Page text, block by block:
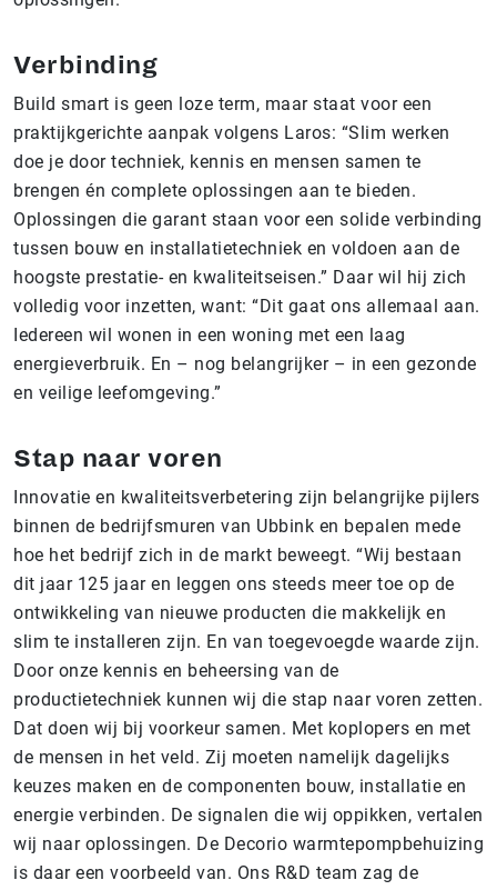
Verbinding
Build smart is geen loze term, maar staat voor een
praktijkgerichte aanpak volgens Laros: “Slim werken
doe je door techniek, kennis en mensen samen te
brengen én complete oplossingen aan te bieden.
Oplossingen die garant staan voor een solide verbinding
tussen bouw en installatietechniek en voldoen aan de
hoogste prestatie- en kwaliteitseisen.” Daar wil hij zich
volledig voor inzetten, want: “Dit gaat ons allemaal aan.
Iedereen wil wonen in een woning met een laag
energieverbruik. En – nog belangrijker – in een gezonde
en veilige leefomgeving.”
Stap naar voren
Innovatie en kwaliteitsverbetering zijn belangrijke pijlers
binnen de bedrijfsmuren van Ubbink en bepalen mede
hoe het bedrijf zich in de markt beweegt. “Wij bestaan
dit jaar 125 jaar en leggen ons steeds meer toe op de
ontwikkeling van nieuwe producten die makkelijk en
slim te installeren zijn. En van toegevoegde waarde zijn.
Door onze kennis en beheersing van de
productietechniek kunnen wij die stap naar voren zetten.
Dat doen wij bij voorkeur samen. Met koplopers en met
de mensen in het veld. Zij moeten namelijk dagelijks
keuzes maken en de componenten bouw, installatie en
energie verbinden. De signalen die wij oppikken, vertalen
wij naar oplossingen. De Decorio warmtepompbehuizing
is daar een voorbeeld van. Ons R&D team zag de